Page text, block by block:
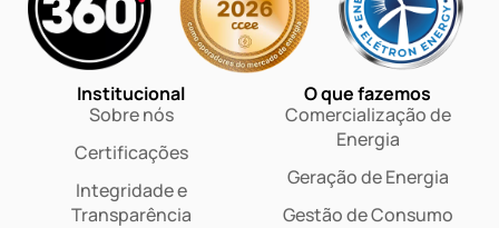
Institucional
Sobre nós
Certificações
Integridade e
Transparência
O que fazemos
Comercialização de
Energia
Geração de Energia
Gestão de Consumo